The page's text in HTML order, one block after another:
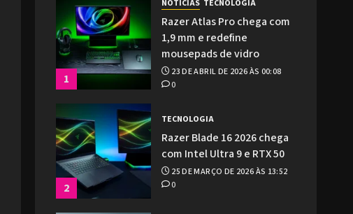
1
NOTÍCIAS TECNOLOGIA
Razer Atlas Pro chega com
1,9 mm e redefine
mousepads de vidro
23 DE ABRIL DE 2026 ÀS 00:08
0
2
TECNOLOGIA
Razer Blade 16 2026 chega
com Intel Ultra 9 e RTX 50
25 DE MARÇO DE 2026 ÀS 13:52
0